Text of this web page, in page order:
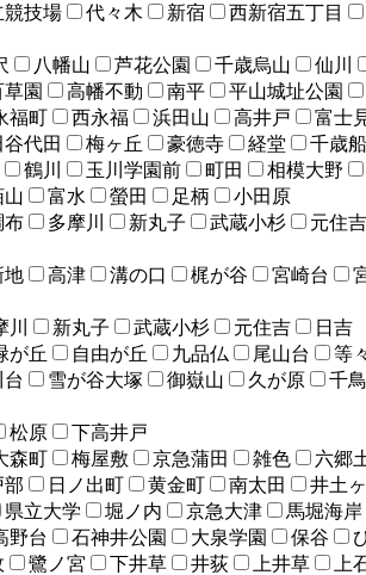
競技場 代々木 新宿 西新宿五丁目
八幡山 芦花公園 千歳烏山 仙川
草園 高幡不動 南平 平山城址公園
福町 西永福 浜田山 高井戸 富士
代田 梅ヶ丘 豪徳寺 経堂 千歳
鶴川 玉川学園前 町田 相模大野
山 富水 螢田 足柄
小田原
布 多摩川 新丸子 武蔵小杉 元住吉
地 高津 溝の口 梶が谷 宮崎台
新丸子 武蔵小杉 元住吉
日吉
が丘 自由が丘 九品仏 尾山台 等
雪が谷大塚 御嶽山 久が原 千
松原
下高井戸
森町 梅屋敷 京急蒲田 雑色 六郷
部 日ノ出町 黄金町 南太田 井土
県立大学 堀ノ内 京急大津 馬堀海岸
野台 石神井公園 大泉学園 保谷
鷺ノ宮 下井草 井荻 上井草 上